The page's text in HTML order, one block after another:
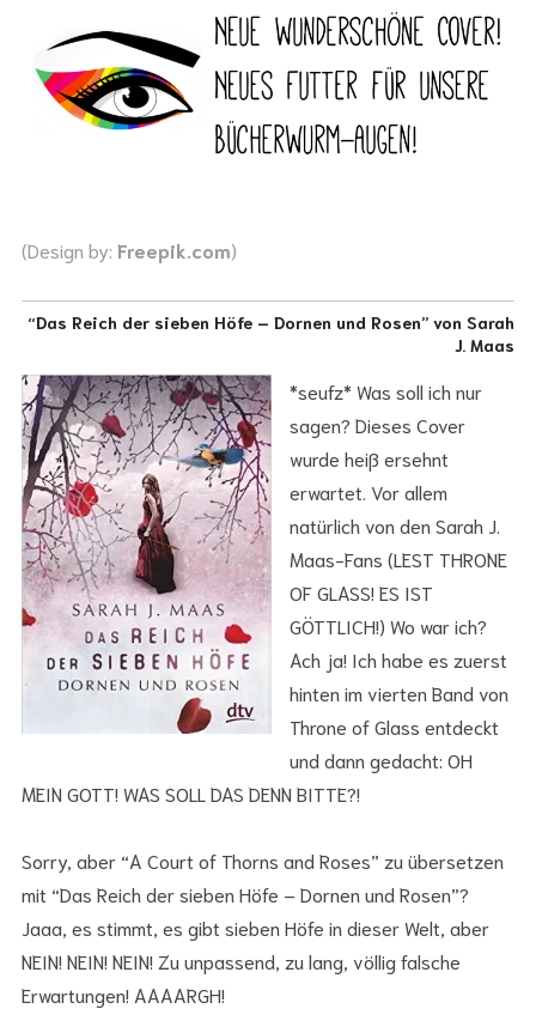
(Design by: Freepik.com)
“Das Reich der sieben Höfe – Dornen und Rosen” von Sarah
J. Maas
*seufz* Was soll ich nur
sagen? Dieses Cover
wurde heiß ersehnt
erwartet. Vor allem
natürlich von den Sarah J.
Maas-Fans (LEST THRONE
OF GLASS! ES IST
GÖTTLICH!) Wo war ich?
Ach ja! Ich habe es zuerst
hinten im vierten Band von
Throne of Glass entdeckt
und dann gedacht: OH
MEIN GOTT! WAS SOLL DAS DENN BITTE?!
Sorry, aber “A Court of Thorns and Roses” zu übersetzen
mit “Das Reich der sieben Höfe – Dornen und Rosen”?
Jaaa, es stimmt, es gibt sieben Höfe in dieser Welt, aber
NEIN! NEIN! NEIN! Zu unpassend, zu lang, völlig falsche
Erwartungen! AAAARGH!